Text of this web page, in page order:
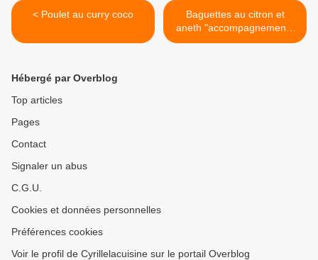
< Poulet au curry coco
Baguettes au citron et
aneth "accompagnement :
poissons ou crustacés" >
Hébergé par Overblog
Top articles
Pages
Contact
Signaler un abus
C.G.U.
Cookies et données personnelles
Préférences cookies
Voir le profil de Cyrillelacuisine sur le portail Overblog